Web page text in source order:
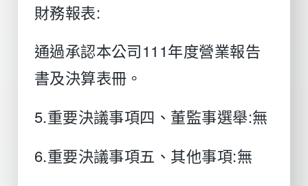
財務報表:
通過承認本公司111年度營業報告
書及決算表冊。
5.重要決議事項四、董監事選舉:無
6.重要決議事項五、其他事項:無